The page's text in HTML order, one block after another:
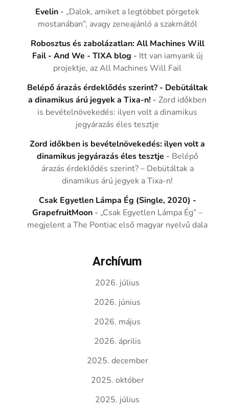
Evelin - „Dalok, amiket a legtöbbet pörgetek
mostanában”, avagy zeneajánló a szakmától
Robosztus és zabolázatlan: All Machines Will
Fail - And We - TIXA blog - Itt van iamyank új
projektje, az All Machines Will Fail
Belépő árazás érdeklődés szerint? - Debütáltak
a dinamikus árú jegyek a Tixa-n! -Zord időkben
is bevételnövekedés: ilyen volt a dinamikus
jegyárazás éles tesztje
Zord időkben is bevételnövekedés: ilyen volt a
dinamikus jegyárazás éles tesztje - Belépő
árazás érdeklődés szerint? – Debütáltak a
dinamikus árú jegyek a Tixa-n!
Csak Egyetlen Lámpa Ég (Single, 2020) -
GrapefruitMoon - „Csak Egyetlen Lámpa Ég” –
megjelent a The Pontiac első magyar nyelvű dala
Archívum
2026. július
2026. június
2026. május
2026. április
2025. december
2025. október
2025. július